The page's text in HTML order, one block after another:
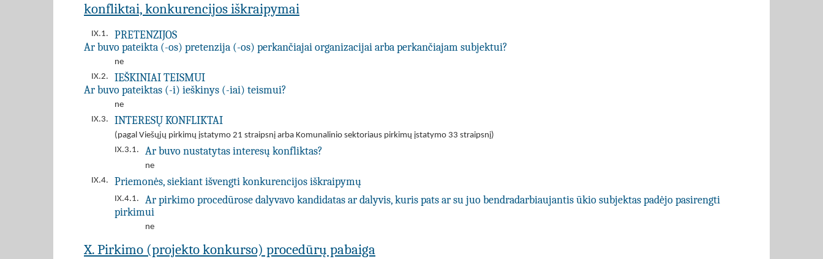
konfliktai, konkurencijos iškraipymai
IX.1.
PRETENZIJOS
Ar buvo pateikta (-os) pretenzija (-os) perkančiajai organizacijai arba perkančiajam subjektui?
ne
IX.2.
IEŠKINIAI TEISMUI
Ar buvo pateiktas (-i) ieškinys (-iai) teismui?
ne
IX.3.
INTERESŲ KONFLIKTAI
(pagal Viešųjų pirkimų įstatymo 21 straipsnį arba Komunalinio sektoriaus pirkimų įstatymo 33 straipsnį)
IX.3.1.
Ar buvo nustatytas interesų konfliktas?
ne
IX.4.
Priemonės, siekiant išvengti konkurencijos iškraipymų
IX.4.1.
Ar pirkimo procedūrose dalyvavo kandidatas ar dalyvis, kuris pats ar su juo bendradarbiaujantis ūkio subjektas padėjo pasirengti
pirkimui
ne
X. Pirkimo (projekto konkurso) procedūrų pabaiga